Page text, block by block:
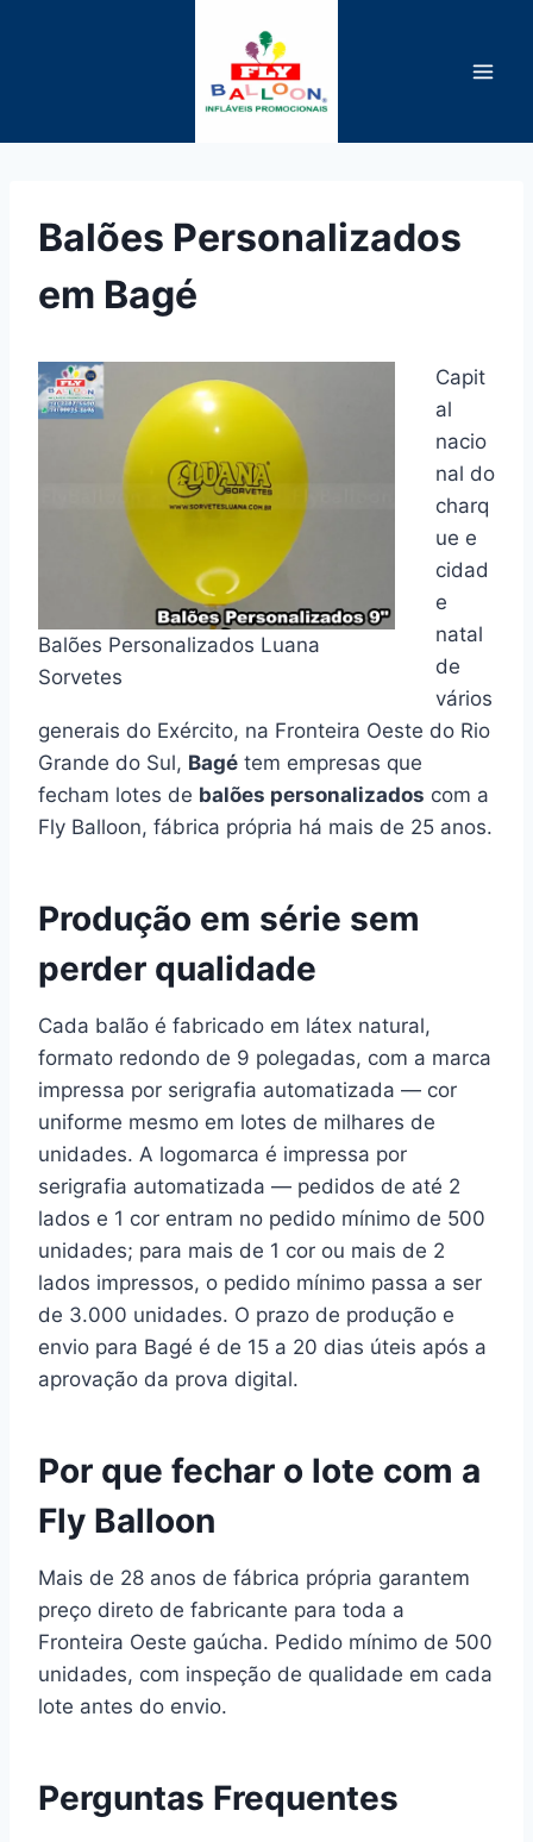
Balões Personalizados
em Bagé
Balões Personalizados Luana
Sorvetes
Capit
al
nacio
nal do
charq
ue e
cidad
e
natal
de
vários
generais do Exército, na Fronteira Oeste do Rio
Grande do Sul, Bagé tem empresas que
fecham lotes de balões personalizados com a
Fly Balloon, fábrica própria há mais de 25 anos.
Produção em série sem
perder qualidade
Cada balão é fabricado em látex natural,
formato redondo de 9 polegadas, com a marca
impressa por serigrafia automatizada — cor
uniforme mesmo em lotes de milhares de
unidades. A logomarca é impressa por
serigrafia automatizada — pedidos de até 2
lados e 1 cor entram no pedido mínimo de 500
unidades; para mais de 1 cor ou mais de 2
lados impressos, o pedido mínimo passa a ser
de 3.000 unidades. O prazo de produção e
envio para Bagé é de 15 a 20 dias úteis após a
aprovação da prova digital.
Por que fechar o lote com a
Fly Balloon
Mais de 28 anos de fábrica própria garantem
preço direto de fabricante para toda a
Fronteira Oeste gaúcha. Pedido mínimo de 500
unidades, com inspeção de qualidade em cada
lote antes do envio.
Perguntas Frequentes